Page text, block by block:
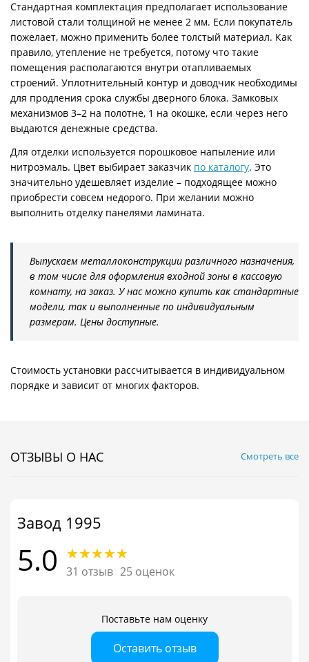
Стандартная комплектация предполагает использование
листовой стали толщиной не менее 2 мм. Если покупатель
пожелает, можно применить более толстый материал. Как
правило, утепление не требуется, потому что такие
помещения располагаются внутри отапливаемых
строений. Уплотнительный контур и доводчик необходимы
для продления срока службы дверного блока. Замковых
механизмов 3–2 на полотне, 1 на окошке, если через него
выдаются денежные средства.
Для отделки используется порошковое напыление или
нитроэмаль. Цвет выбирает заказчик по каталогу. Это
значительно удешевляет изделие – подходящее можно
приобрести совсем недорого. При желании можно
выполнить отделку панелями ламината.
Выпускаем металлоконструкции различного назначения,
в том числе для оформления входной зоны в кассовую
комнату, на заказ. У нас можно купить как стандартные
модели, так и выполненные по индивидуальным
размерам. Цены доступные.
Стоимость установки рассчитывается в индивидуальном
порядке и зависит от многих факторов.
ОТЗЫВЫ О НАС Смотреть все
Завод 1995
5.0 31 отзыв 25 оценок
Поставьте нам оценку
Оставить отзыв